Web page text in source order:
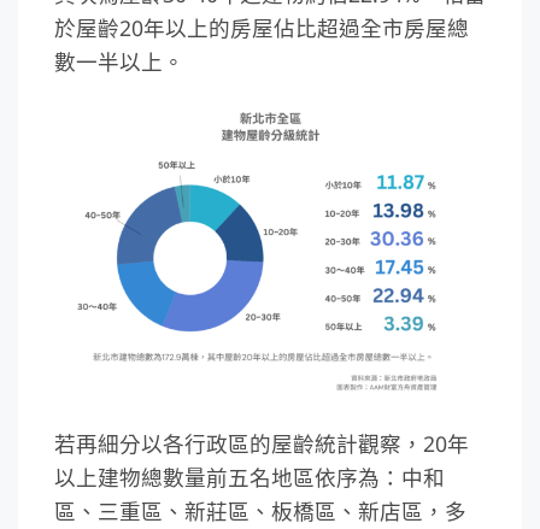
於屋齡20年以上的房屋佔比超過全市房屋總
數一半以上。
若再細分以各行政區的屋齡統計觀察，20年
以上建物總數量前五名地區依序為：中和
區、三重區、新莊區、板橋區、新店區，多